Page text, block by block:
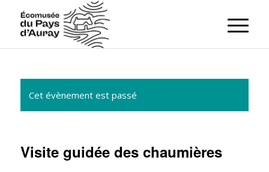
Cet évènement est passé
Visite guidée des chaumières